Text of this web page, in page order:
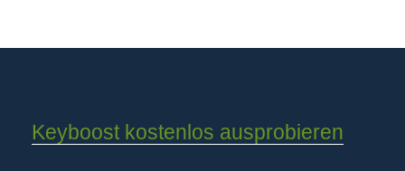
Keyboost kostenlos ausprobieren